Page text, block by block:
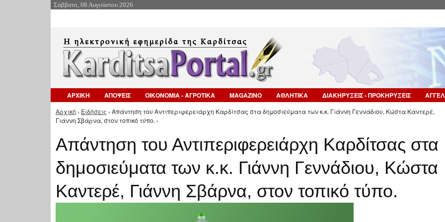
Σάββατο, 08 Αυγούστου 2026
ΑΡΧΙΚΗ ΑΠΟΨΕΙΣ ΟΙΚΟΝΟΜΙΑ - ΑΓΡΟΤΙΚΑ MAGAZINO ΑΘΛΗΤΙΚΑ ΔΙΑΚΗΡΥΞΕΙΣ - ΠΡΟΚΗΡΥΞΕΙΣ
Είστε εδώ
Αρχική › Ειδήσεις › Απάντηση του Αντιπεριφερειάρχη Καρδίτσας στα δημοσιεύματα των κ.κ. Γιάννη Γεννάδιου, Κώστα Καντερέ,
Γιάννη Σβάρνα, στον τοπικό τύπο. ›
Απάντηση του Αντιπεριφερειάρχη Καρδίτσας στα
δημοσιεύματα των κ.κ. Γιάννη Γεννάδιου, Κώστα
Καντερέ, Γιάννη Σβάρνα, στον τοπικό τύπο.